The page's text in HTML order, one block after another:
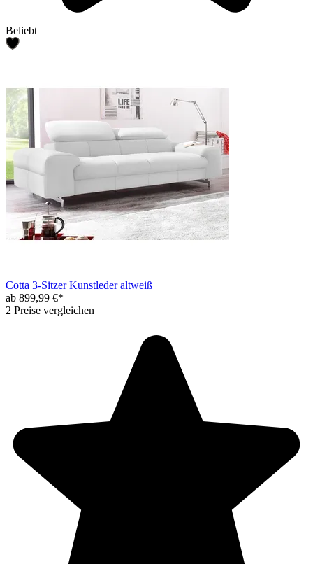
Beliebt
Cotta 3-Sitzer Kunstleder altweiß
ab 899,99 €*
2 Preise vergleichen